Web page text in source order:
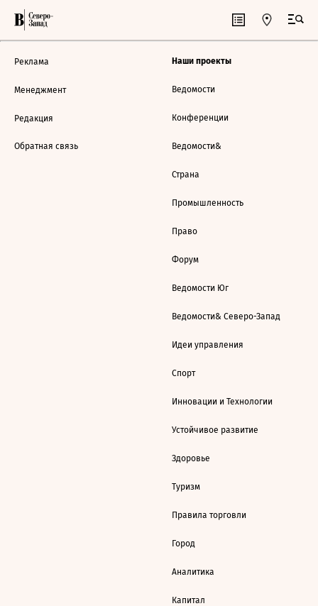
Реклама
Менеджмент
Редакция
Обратная связь
Наши проекты
Ведомости
Конференции
Ведомости&
Страна
Промышленность
Право
Форум
Ведомости Юг
Ведомости& Северо-Запад
Идеи управления
Спорт
Инновации и Технологии
Устойчивое развитие
Здоровье
Туризм
Правила торговли
Город
Аналитика
Капитал